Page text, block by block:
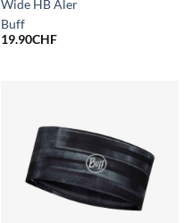
Wide HB Aler
Buff
19.90CHF